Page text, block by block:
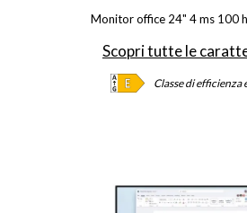
Monitor office 24" 4 ms 100
Scopri tutte le
Classe di efficienza